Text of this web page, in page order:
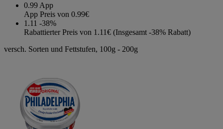
0.99 App
App Preis von 0.99€
1.11 -38%
Rabattierter Preis von 1.11€ (Insgesamt -38% Rabatt)
versch. Sorten und Fettstufen, 100g - 200g